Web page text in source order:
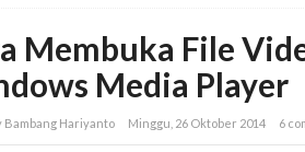
Membuka File
Media Player
Bambang Hariyanto Minggu, 26 Oktober 2014 6